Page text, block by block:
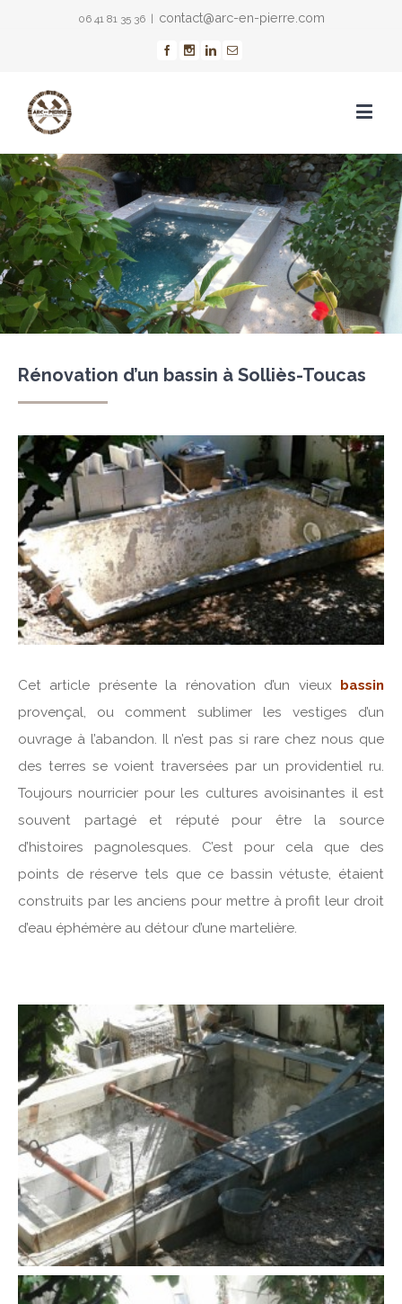
06 41 81 35 36 contact@arc-en-pierre.com
Rénovation d’un bassin à Solliès-Toucas
Cet article présente la rénovation d’un vieux bassin
provençal, ou comment sublimer les vestiges d’un
ouvrage à l’abandon. Il n’est pas si rare chez nous que
des terres se voient traversées par un providentiel ru.
Toujours nourricier pour les cultures avoisinantes il est
souvent partagé et réputé pour être la source
d’histoires pagnolesques. C’est pour cela que des
points de réserve tels que ce bassin vétuste, étaient
construits par les anciens pour mettre à profit leur droit
d’eau éphémère au détour d’une martelière.